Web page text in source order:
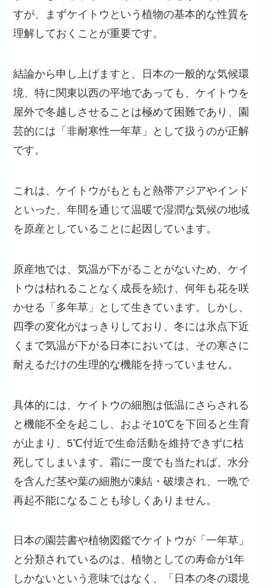
すが、まずケイトウという植物の基本的な性質を
理解しておくことが重要です。
結論から申し上げますと、日本の一般的な気候環
境、特に関東以西の平地であっても、ケイトウを
屋外で冬越しさせることは極めて困難であり、園
芸的には「非耐寒性一年草」として扱うのが正解
です。
これは、ケイトウがもともと熱帯アジアやインド
といった、年間を通じて温暖で湿潤な気候の地域
を原産としていることに起因しています。
原産地では、気温が下がることがないため、ケイ
トウは枯れることなく成長を続け、何年も花を咲
かせる「多年草」として生きています。しかし、
四季の変化がはっきりしており、冬には氷点下近
くまで気温が下がる日本においては、その寒さに
耐えるだけの生理的な機能を持っていません。
具体的には、ケイトウの細胞は低温にさらされる
と機能不全を起こし、およそ10℃を下回ると生育
が止まり、5℃付近で生命活動を維持できずに枯
死してしまいます。霜に一度でも当たれば、水分
を含んだ茎や葉の細胞が凍結・破壊され、一晩で
再起不能になることも珍しくありません。
日本の園芸書や植物図鑑でケイトウが「一年草」
と分類されているのは、植物としての寿命が1年
しかないという意味ではなく、「日本の冬の環境